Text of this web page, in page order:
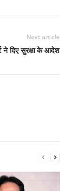
Next article
ने दिए सुरक्षा के आदेश